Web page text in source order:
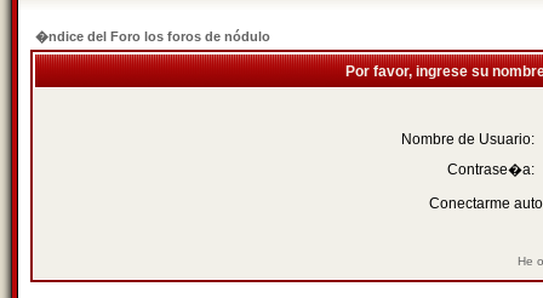
�ndice del Foro los foros de nódulo
Por favor, ingrese su
Nombre de Usuario:
Contrase�a:
Conectarme
He